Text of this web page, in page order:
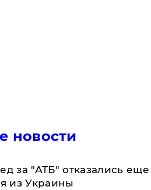
новости
за "АТБ" отказались
из Украины